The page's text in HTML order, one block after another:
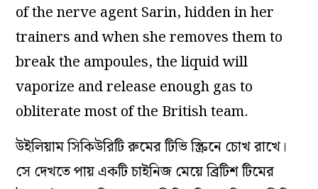
of the nerve agent Sarin, hidden in her
trainers and when she removes them to
break the ampoules, the liquid will
vaporize and release enough gas to
obliterate most of the British team.
উইলিয়াম সিকিউরিটি রুমের টিভি স্ক্রিনে চোখ রাখে।
সে দেখতে পায় একটি চাইনিজ মেয়ে ব্রিটিশ টিমের